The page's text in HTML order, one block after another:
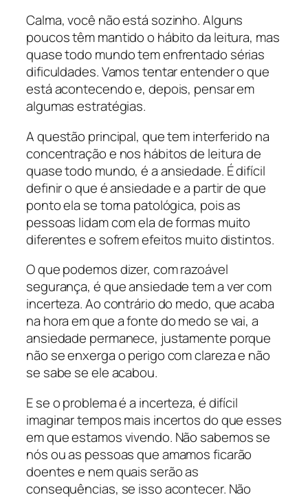
Calma, você não está sozinho. Alguns
poucos têm mantido o hábito da leitura, mas
quase todo mundo tem enfrentado sérias
dificuldades. Vamos tentar entender o que
está acontecendo e, depois, pensar em
algumas estratégias.
A questão principal, que tem interferido na
concentração e nos hábitos de leitura de
quase todo mundo, é a ansiedade. É difícil
definir o que é ansiedade e a partir de que
ponto ela se torna patológica, pois as
pessoas lidam com ela de formas muito
diferentes e sofrem efeitos muito distintos.
O que podemos dizer, com razoável
segurança, é que ansiedade tem a ver com
incerteza. Ao contrário do medo, que acaba
na hora em que a fonte do medo se vai, a
ansiedade permanece, justamente porque
não se enxerga o perigo com clareza e não
se sabe se ele acabou.
E se o problema é a incerteza, é difícil
imaginar tempos mais incertos do que esses
em que estamos vivendo. Não sabemos se
nós ou as pessoas que amamos ficarão
doentes e nem quais serão as
consequências, se isso acontecer. Não